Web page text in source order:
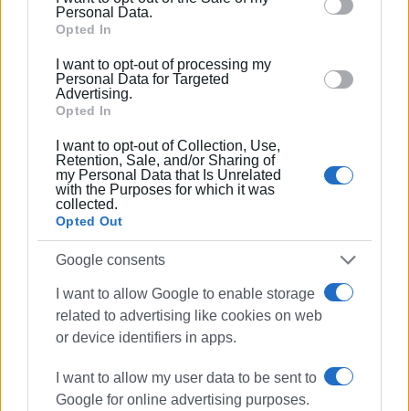
behaviour. You may click to grant or deny consent to
Google and its third-party tags to use your data for
section.
Personal Data.
Opted In
I want to opt-out of processing my
Personal Data for Targeted
Advertising.
Opted In
I want to opt-out of Collection, Use,
Retention, Sale, and/or Sharing of
my Personal Data that Is Unrelated
with the Purposes for which it was
collected.
Opted Out
Google consents
I want to allow Google to enable storage
related to advertising like cookies on web
or device identifiers in apps.
I want to allow my user data to be sent to
Google for online advertising purposes.
αποχαρακτηρισμό θα μπορούσε να σωθεί το έργο. Πώς
όμως…;
1. Επικαιροποίηση της μελέτης του 2017, καθότι το
φαινόμενο είχε προχωρήσει
από το 2017, ύψους 18.000.000 €.
Κι ερχόμαστε στο 2020, που παραλάβαμε τα ανωτέρω,
και μαζί με όλα αυτά μια τραγική εικόνα στην καρδιά
της πόλης της Κέρκυρας.
1. Δεσμεύσαμε αμέσως 1.000.000 € από το
Πρόγραμμα Δημοσίων Επενδύσεων της Περιφέρειας
Ξεκινήσαμε την επικαιροποίηση της μελέτης με